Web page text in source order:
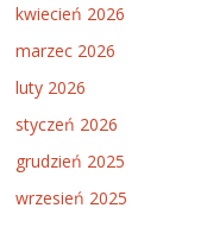
kwiecień 2026
marzec 2026
luty 2026
styczeń 2026
grudzień 2025
wrzesień 2025